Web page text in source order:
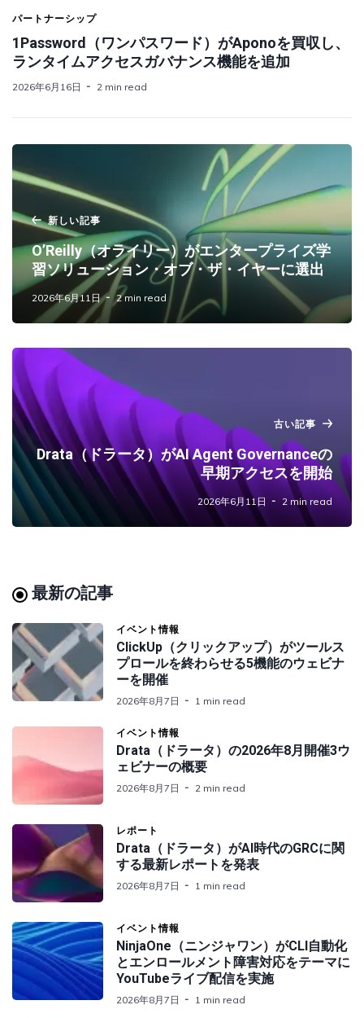
パートナーシップ
1Password（ワンパスワード）がAponoを買収し、
ランタイムアクセスガバナンス機能を追加
2026年6月16日 2 min read
新しい記事
O’Reilly（オライリー）がエンタープライズ学
習ソリューション・オブ・ザ・イヤーに選出
2026年6月11日 2 min read
古い記事
Drata（ドラータ）がAI Agent Governanceの
早期アクセスを開始
2026年6月11日 2 min read
最新の記事
イベント情報
ClickUp（クリックアップ）がツールス
プロールを終わらせる5機能のウェビナ
ーを開催
2026年8月7日 1 min read
イベント情報
Drata（ドラータ）の2026年8月開催3ウ
ェビナーの概要
2026年8月7日 2 min read
レポート
Drata（ドラータ）がAI時代のGRCに関
する最新レポートを発表
2026年8月7日 1 min read
イベント情報
NinjaOne（ニンジャワン）がCLI自動化
とエンロールメント障害対応をテーマに
YouTubeライブ配信を実施
2026年8月7日 1 min read